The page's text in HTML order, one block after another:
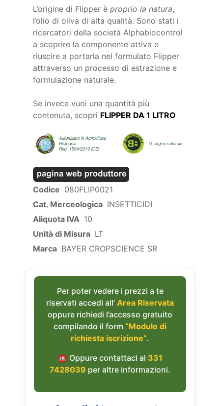
L’origine di Flipper èproprio la natura,
l’olio di oliva di alta qualità. Sono stati i
ricercatori della società Alphabiocontrol
a scoprire la componente attiva e
riuscire a portarla nel formulato Flipper
attraverso un processo di estrazione e
formulazione naturale.
Se invece vuoi una quantità più
contenuta, scopri FLIPPER DA 1 LITRO
Codice 080FLIP0021
Cat. Merceologica INSETTICIDI
Aliquota IVA 10
Unità di Misura LT
Marca BAYER CROPSCIENCE SR
Per poter vedere i prezzi a te
riservati accedi all’ Area Riservata
oppure richiedi l’accesso gratuito
compilando il form “Modulo di
richiesta iscrizione”.
☎︎ Oppure contattaci al 331
7428039 per altre informazioni.